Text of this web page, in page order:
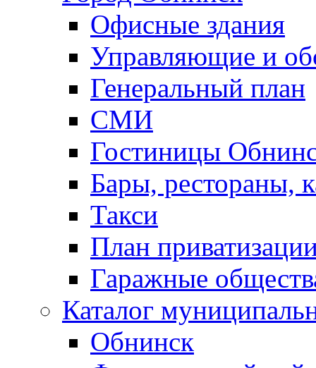
Офисные здания
Управляющие и
Генеральный план
СМИ
Гостиницы
Бары, рестораны,
Такси
План
Гаражные
Каталог
Обнинск